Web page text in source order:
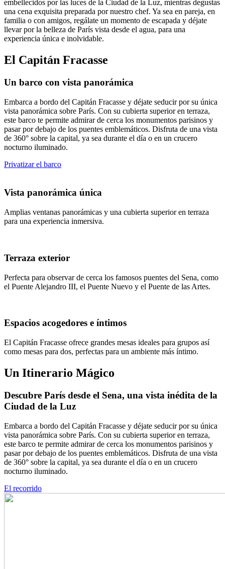
embellecidos por las luces de la Ciudad de la Luz, mientras degustas
una cena exquisita preparada por nuestro chef. Ya sea en pareja, en
familia o con amigos, regálate un momento de escapada y déjate
llevar por la belleza de París vista desde el agua, para una
experiencia única e inolvidable.
El Capitán Fracasse
Un barco con vista panorámica
Embarca a bordo del Capitán Fracasse y déjate seducir por su única
vista panorámica sobre París. Con su cubierta superior en terraza,
este barco te permite admirar de cerca los monumentos parisinos y
pasar por debajo de los puentes emblemáticos. Disfruta de una vista
de 360° sobre la capital, ya sea durante el día o en un crucero
nocturno iluminado.
Privatizar el barco
Vista panorámica única
Amplias ventanas panorámicas y una cubierta superior en terraza
para una experiencia inmersiva.
Terraza exterior
Perfecta para observar de cerca los famosos puentes del Sena, como
el Puente Alejandro III, el Puente Nuevo y el Puente de las Artes.
Espacios acogedores e íntimos
El Capitán Fracasse ofrece grandes mesas ideales para grupos así
como mesas para dos, perfectas para un ambiente más íntimo.
Un Itinerario Mágico
Descubre París desde el Sena, una vista inédita de la
Ciudad de la Luz
Embarca a bordo del Capitán Fracasse y déjate seducir por su única
vista panorámica sobre París. Con su cubierta superior en terraza,
este barco te permite admirar de cerca los monumentos parisinos y
pasar por debajo de los puentes emblemáticos. Disfruta de una vista
de 360° sobre la capital, ya sea durante el día o en un crucero
nocturno iluminado.
El recorrido